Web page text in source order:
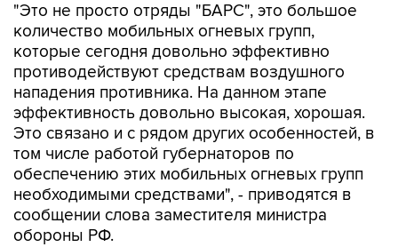
"Это не просто отряды "БАРС", это большое
количество мобильных огневых групп,
которые сегодня довольно эффективно
противодействуют средствам воздушного
нападения противника. На данном этапе
эффективность довольно высокая, хорошая.
Это связано и с рядом других особенностей, в
том числе работой губернаторов по
обеспечению этих мобильных огневых групп
необходимыми средствами", - приводятся в
сообщении слова заместителя министра
обороны РФ.